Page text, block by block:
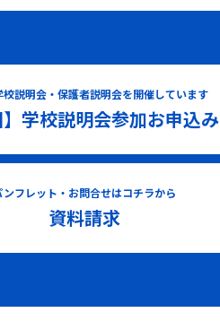
校説明会・保護者説明会を開催しています
】学校説明会参加お申込み
ンフレット・お問合せはコチラから
資料請求